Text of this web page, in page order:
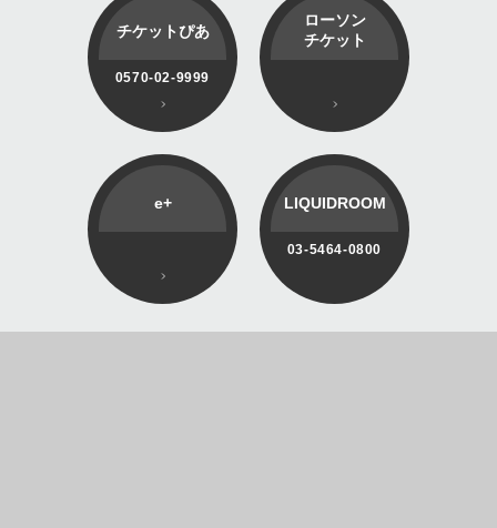
チケットぴあ
0570-02-9999
ローソン
チケット
e+ LIQUIDROOM
03-5464-0800